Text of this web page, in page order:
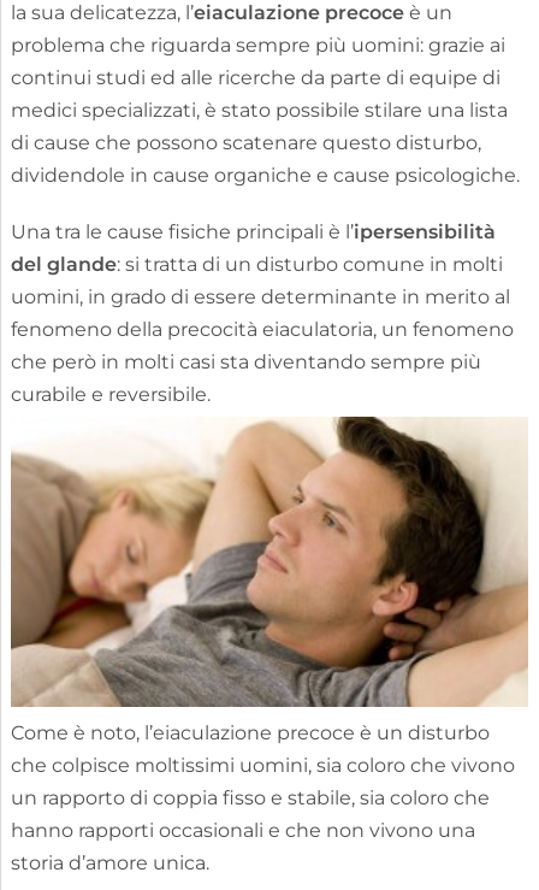
la sua delicatezza, l’eiaculazione precoceè un
problema che riguarda sempre più uomini: grazie ai
continui studi ed alle ricerche da parte di equipe di
medici specializzati, è stato possibile stilare una lista
di cause che possono scatenare questo disturbo,
dividendole in cause organiche e cause psicologiche.
Una tra le cause fisiche principali è l’ipersensibilità
del glande: si tratta di un disturbo comune in molti
uomini, in grado di essere determinante in merito al
fenomeno della precocità eiaculatoria, un fenomeno
che però in molti casi sta diventando sempre più
curabile e reversibile.
Come è noto, l’eiaculazione precoce è un disturbo
che colpisce moltissimi uomini, sia coloro che vivono
un rapporto di coppia fisso e stabile, sia coloro che
hanno rapporti occasionali e che non vivono una
storia d’amore unica.